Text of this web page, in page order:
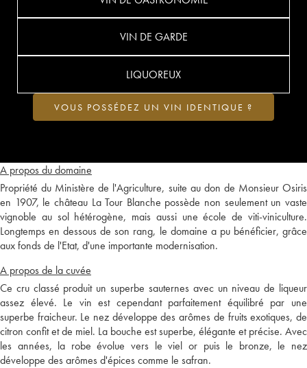
A propos du domaine
Propriété du Ministère de l'Agriculture, suite au don de Monsieur Osiris
en 1907, le château La Tour Blanche possède non seulement un vaste
vignoble au sol hétérogène, mais aussi une école de viti-viniculture.
Longtemps en dessous de son rang, le domaine a pu bénéficier, grâce
aux fonds de l'Etat, d'une importante modernisation.
A propos de la cuvée
Ce cru classé produit un superbe sauternes avec un niveau de liqueur
assez élevé. Le vin est cependant parfaitement équilibré par une
superbe fraicheur. Le nez développe des arômes de fruits exotiques, de
citron confit et de miel. La bouche est superbe, élégante et précise. Avec
les années, la robe évolue vers le viel or puis le bronze, le nez
développe des arômes d'épices comme le safran.
VIN DE GARDE
LIQUOREUX
VOUS POSSÉDEZ UN VIN IDENTIQUE ?